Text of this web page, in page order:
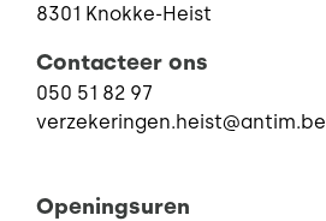
8301 Knokke-Heist
Contacteer ons
050 51 82 97
verzekeringen.heist@antim.be
Openingsuren